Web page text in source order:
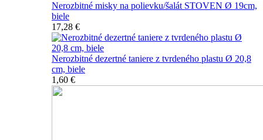
Nerozbitné misky na polievku/šalát STOVEN Ø 19cm,
biele
17,28 €
Nerozbitné dezertné taniere z tvrdeného plastu Ø 20,8
cm, biele
1,60 €